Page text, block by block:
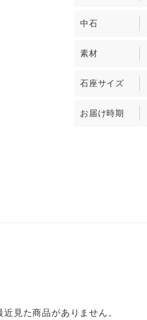
中石
素材
石座サイズ
お届け時期
近見た商品がありません。